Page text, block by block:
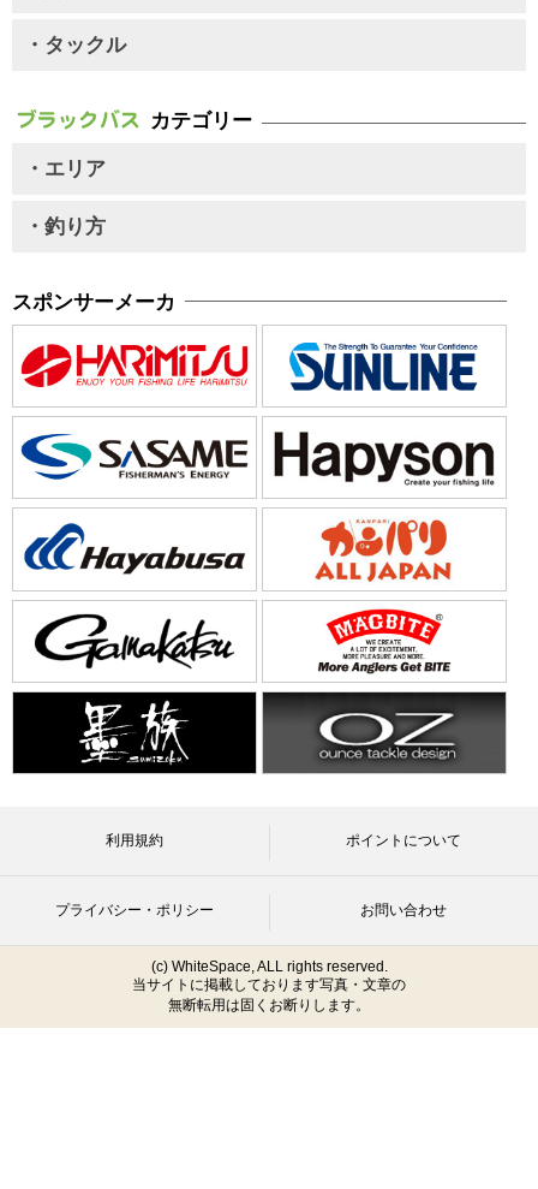
・タックル
カテゴリー
・エリア
・釣り方
スポンサーメーカ
利用規約 ポイントについて
プライバシー・ポリシー お問い合わせ
(c) WhiteSpace, ALL rights reserved.
当サイトに掲載しております写真・文章の
無断転用は固くお断りします。